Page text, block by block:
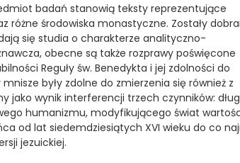
badań stanowią teksty reprezentujące
różne środowiska monastyczne. Zostały
się studia o charakterze analityczno-
obecne są także rozprawy poświęcone
Reguły św. Benedykta i jej zdolności do
były zdolne do zmierzenia się również z
wynik interferencji trzech czynników:
humanizmu, modyfikującego świat
od lat siedemdziesiątych XVI wieku do co
jezuickiej.